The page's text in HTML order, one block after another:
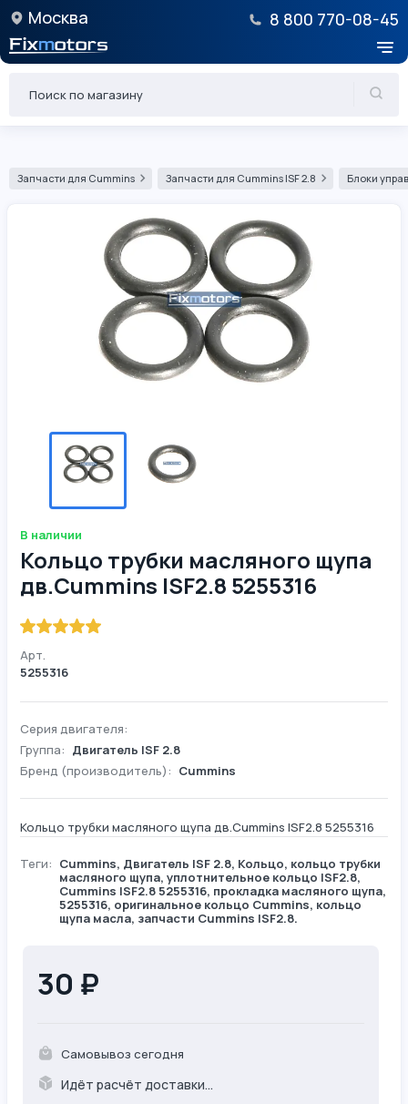
Москва 8 800 770-08-45
Запчасти для Cummins Запчасти для Cummins ISF 2.8 Блоки
В наличии
Кольцо трубки масляного щупа
дв.Cummins ISF2.8 5255316
Арт.
5255316
Серия двигателя:
Группа: Двигатель ISF 2.8
Бренд (производитель): Cummins
Кольцо трубки масляного щупа дв.Cummins ISF2.8 5255316
Теги: Cummins, Двигатель ISF 2.8, Кольцо, кольцо трубки
масляного щупа, уплотнительное кольцо ISF2.8,
Cummins ISF2.8 5255316, прокладка масляного щупа,
5255316, оригинальное кольцо Cummins, кольцо
щупа масла, запчасти Cummins ISF2.8.
30 ₽
Самовывоз сегодня
Идёт расчёт доставки...